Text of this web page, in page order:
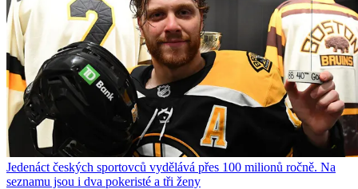
Jedenáct českých sportovců vydělává přes 100 milionů ročně. Na
seznamu jsou i dva pokeristé a tři ženy